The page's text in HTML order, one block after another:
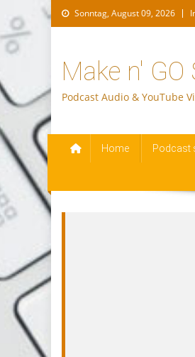
Skip
to
Sonntag, August 09, 2026
Make n'
Podcast Audio & YouTube
Home Podcast